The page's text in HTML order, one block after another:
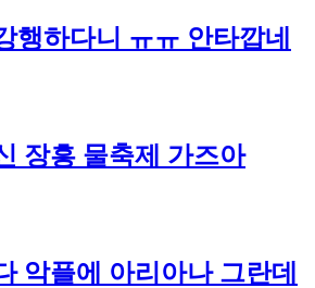
행하다니 ㅠㅠ 안타깝네
장흥 물축제 가즈아
악플에 아리아나 그란데